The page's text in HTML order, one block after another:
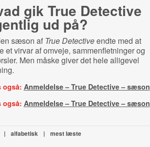
gik True Detective
ud på?
sæson af True Detectiveendte med at
et virvar af omveje, sammenfletninger og
Men måske giver det hele alligevel
også: Anmeldelse – True Detective – sæson
også: Anmeldelse – True Detective – sæson
| alfabetisk | mest læste